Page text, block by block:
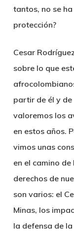
tantos, no se
protección?
Cesar
sobre lo que
partir de él y
valoremos los
en estos años.
vimos unas
en el camino
derechos de
son varios: el
Minas, los
la defensa de